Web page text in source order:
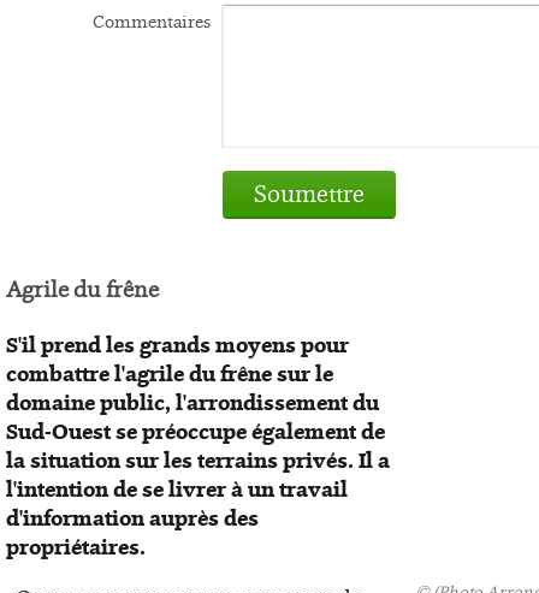
Commentaires
Soumettre
Agrile du frêne
S'il prend les grands moyens pour
combattre l'agrile du frêne sur le
domaine public, l'arrondissement du
Sud-Ouest se préoccupe également de
la situation sur les terrains privés. Il a
l'intention de se livrer à un travail
d'information auprès des
propriétaires.